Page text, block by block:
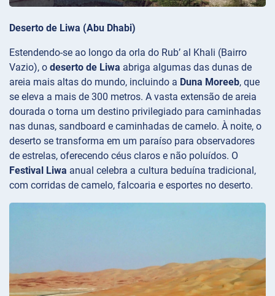
Deserto de Liwa (Abu Dhabi)
Estendendo-se ao longo da orla do Rub’ al Khali (Bairro
Vazio), o deserto de Liwa abriga algumas das dunas de
areia mais altas do mundo, incluindo a Duna Moreeb, que
se eleva a mais de 300 metros. A vasta extensão de areia
dourada o torna um destino privilegiado para caminhadas
nas dunas, sandboard e caminhadas de camelo. À noite, o
deserto se transforma em um paraíso para observadores
de estrelas, oferecendo céus claros e não poluídos. O
Festival Liwa anual celebra a cultura beduína tradicional,
com corridas de camelo, falcoaria e esportes no deserto.